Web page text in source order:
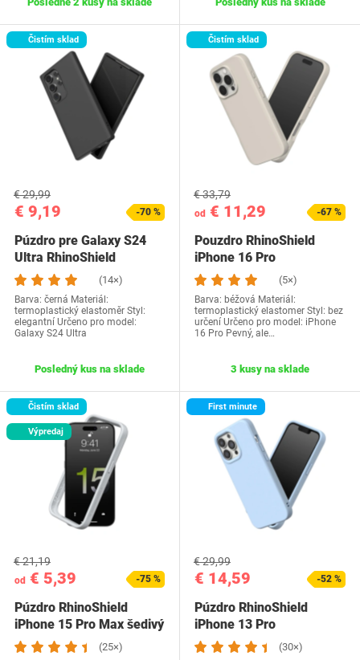
Čistím sklad
€ 9,19
€ 29,99
-70 %
Púzdro pre Galaxy S24
Ultra RhinoShield
(14×)
Barva: černá Materiál:
termoplastický elastoměr Styl:
elegantní Určeno pro model:
Galaxy S24 Ultra
Posledný kus na sklade
Čistím sklad
od € 11,29
€ 33,79
-67 %
Pouzdro RhinoShield
iPhone 16 Pro
(5×)
Barva: béžová Materiál:
termoplastický elastomer Styl: bez
určení Určeno pro model: iPhone
16 Pro Pevný, ale…
3 kusy na sklade
Čistím sklad
Výpredaj
od € 5,39
€ 21,19
-75 %
Púzdro RhinoShield
iPhone 15 Pro Max šedivý
(25×)
First minute
€ 14,59
€ 29,99
-52 %
Púzdro RhinoShield
iPhone 13 Pro
(30×)